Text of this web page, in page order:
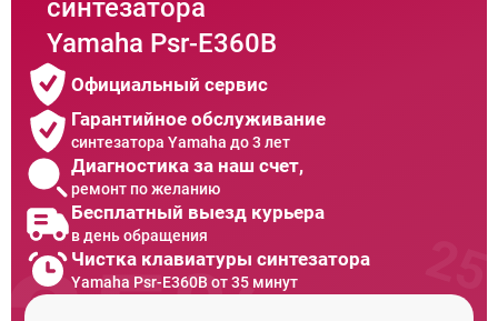
синтезатора
Yamaha Psr-E360B
Официальный сервис
Гарантийное обслуживание
синтезатора Yamaha до 3 лет
Диагностика за наш счет,
ремонт по желанию
Бесплатный выезд курьера
в день обращения
Чистка клавиатуры синтезатора
Yamaha Psr-E360B от 35 минут